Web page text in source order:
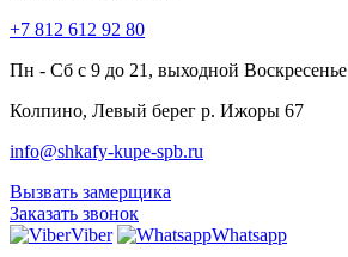
+7 812 612 92 80
Пн - Сб с 9 до 21, выходной Воскресенье
Колпино, Левый берег р. Ижоры 67
info@shkafy-kupe-spb.ru
Вызвать замерщика
Заказать звонок
Viber
Whatsapp